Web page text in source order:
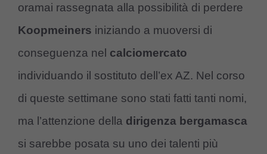
oramai rassegnata alla possibilità di perdere
Koopmeiners iniziando a muoversi di
conseguenza nel calciomercato
individuando il sostituto dell’ex AZ. Nel corso
di queste settimane sono stati fatti tanti nomi,
ma l’attenzione della dirigenza bergamasca
si sarebbe posata su uno dei talenti più